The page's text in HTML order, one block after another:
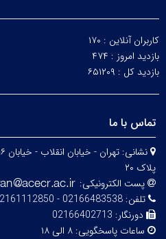
کاربران آنلاین : ۱۷۰
بازدید امروز : ۴۷۴
بازدید کل : ۶۵۱۲۰۹
تماس با ما
نشانی:
پلاک ۲۰
پست الکترونیکی:
تلفن: 02166483538 - 02161112850
دورنگار: 02166402713
ساعات پاسخگویی: ۸ الی ۱۸